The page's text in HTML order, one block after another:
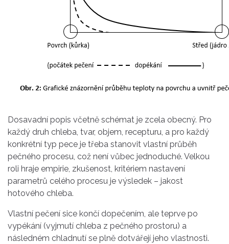
Dosavadní popis včetně schémat je zcela obecný. Pro
každý druh chleba, tvar, objem, recepturu, a pro každý
konkrétní typ pece je třeba stanovit vlastní průběh
pečného procesu, což není vůbec jednoduché. Velkou
roli hraje empirie, zkušenost, kritériem nastavení
parametrů celého procesu je výsledek – jakost
hotového chleba.
Vlastní pečení sice končí dopečením, ale teprve po
vypékání (vyjmutí chleba z pečného prostoru) a
následném chladnutí se plně dotvářejí jeho vlastnosti.